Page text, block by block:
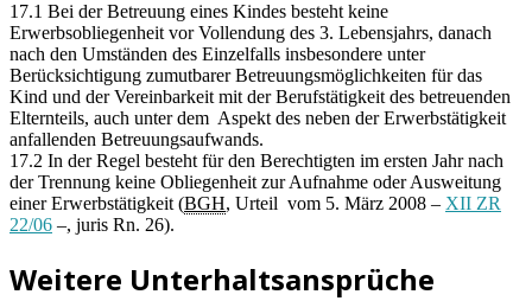
17.1 Bei der Betreuung eines Kindes besteht keine
Erwerbsobliegenheit vor Vollendung des 3. Lebensjahrs, danach
nach den Umständen des Einzelfalls insbesondere unter
Berücksichtigung zumutbarer Betreuungsmöglichkeiten für das
Kind und der Vereinbarkeit mit der Berufstätigkeit des betreuenden
Elternteils, auch unter dem Aspekt des neben der Erwerbstätigkeit
anfallenden Betreuungsaufwands.
17.2 In der Regel besteht für den Berechtigten im ersten Jahr nach
der Trennung keine Obliegenheit zur Aufnahme oder Ausweitung
einer Erwerbstätigkeit (BGH, Urteil vom 5. März 2008 – XII ZR
22/06 –, juris Rn. 26).
Weitere Unterhaltsansprüche